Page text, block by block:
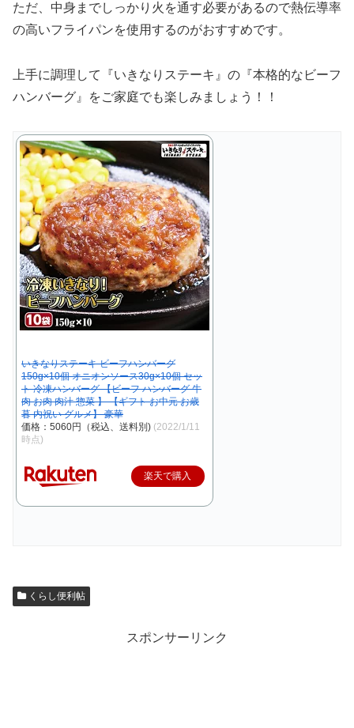
ただ、中身までしっかり火を通す必要があるので熱伝導率
の高いフライパンを使用するのがおすすめです。
上手に調理して『いきなりステーキ』の『本格的なビーフ
ハンバーグ』をご家庭でも楽しみましょう！！
いきなりステーキ ビーフハンバーグ
150g×10個 オニオンソース30g×10個 セッ
ト 冷凍ハンバーグ 【ビーフ ハンバーグ 牛
肉 お肉 肉汁 惣菜 】 【ギフト お中元 お歳
暮 内祝い グルメ】 豪華
価格：5060円（税込、送料別) (2022/1/11
時点)
楽天で購入
くらし便利帖
スポンサーリンク